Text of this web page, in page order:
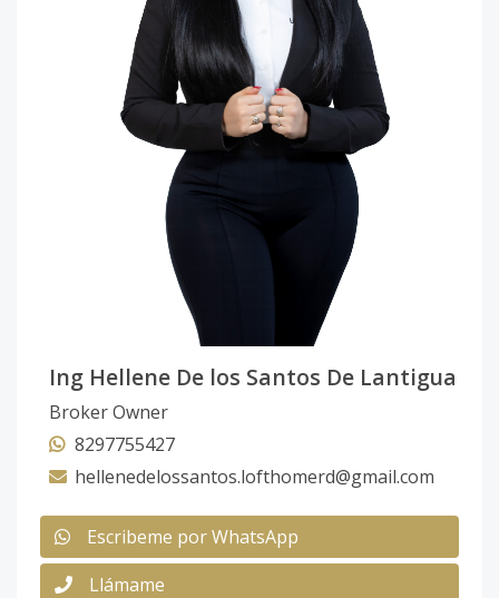
Ing Hellene De los Santos De Lantigua
Broker Owner
8297755427
hellenedelossantos.lofthomerd@gmail.com
Escribeme por WhatsApp
Llámame